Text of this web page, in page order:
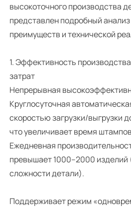
высокоточного производства
представлен подробный
преимуществ и технической
1. Эффективность
затрат
Непрерывная
Круглосуточная
скоростью загрузки/выгрузки
что увеличивает время
Ежедневная
превышает 1000–2000 изделий
сложности детали).
Поддерживает режим